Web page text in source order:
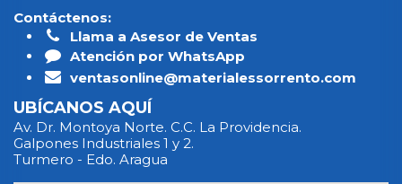
Contáctenos:
Llama a Asesor de Ventas
Atención por WhatsApp
ventasonline@materialessorrento.com
UBÍCANOS AQUÍ
Av. Dr. Montoya Norte. C.C. La Providencia.
Galpones Industriales 1 y 2.
Turmero - Edo. Aragua